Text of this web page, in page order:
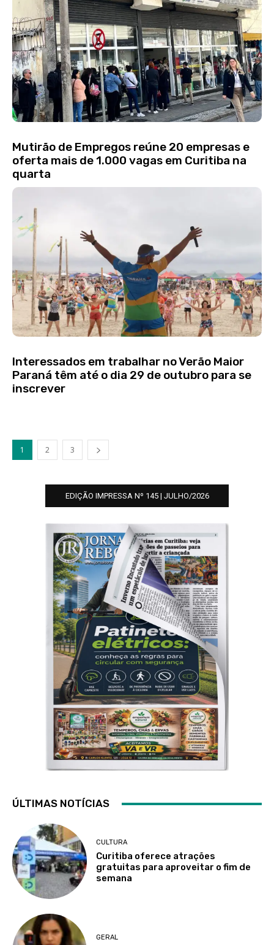
Mutirão de Empregos reúne 20 empresas e
oferta mais de 1.000 vagas em Curitiba na
quarta
Interessados em trabalhar no Verão Maior
Paraná têm até o dia 29 de outubro para se
inscrever
1 2 3
EDIÇÃO IMPRESSA Nº 145 | JULHO/2026
ÚLTIMAS NOTÍCIAS
CULTURA
Curitiba oferece atrações
gratuitas para aproveitar o fim de
semana
GERAL